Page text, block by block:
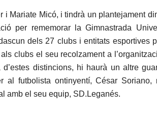
i Mariate Micó, i tindrà un plantejament
per rememorar la Gimnastrada
dels 27 clubs i entitats esportives
clubs el seu recolzament a
distincions, hi haurà un altre
al futbolista ontinyentí, César Soriano,
amb el seu equip, SD.Leganés.